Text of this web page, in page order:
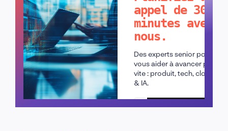
appel de 30
minutes avec
nous.
Des experts senior pour
vous aider à avancer plus
vite : produit, tech, cloud
& IA.
Planifier un appel